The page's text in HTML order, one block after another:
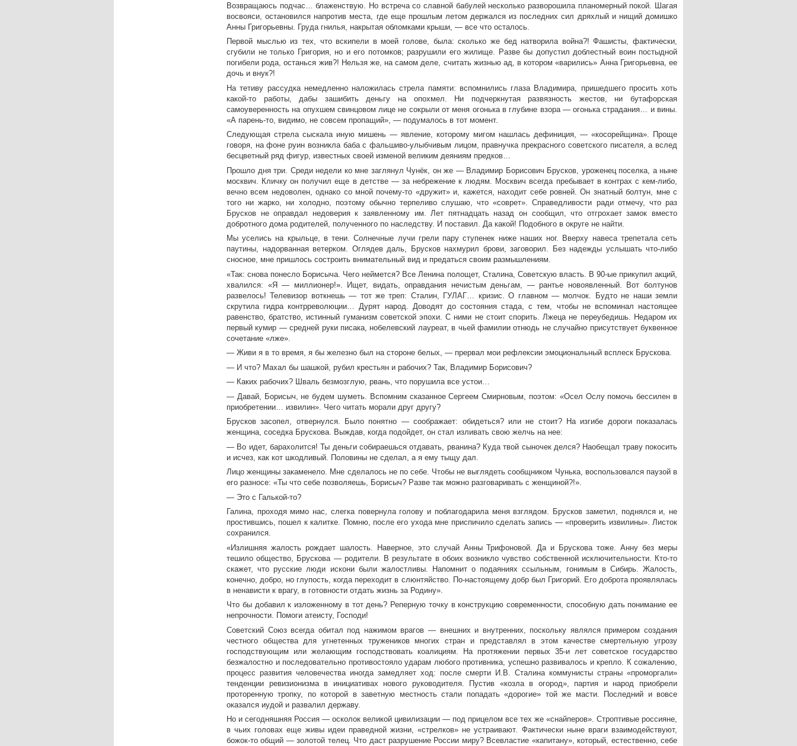
Возвращаюсь подчас… блаженствую. Но встреча со славной бабулей несколько разворошила планомерный покой. Шагая
восвояси, остановился напротив места, где еще прошлым летом держался из последних сил дряхлый и нищий домишко
Анны Григорьевны. Груда гнилья, накрытая обломками крыши, — все что осталось.
Первой мыслью из тех, что вскипели в моей голове, была: сколько же бед натворила война?! Фашисты, фактически,
сгубили не только Григория, но и его потомков; разрушили его жилище. Разве бы допустил доблестный воин постыдной
погибели рода, останься жив?! Нельзя же, на самом деле, считать жизнью ад, в котором «варились» Анна Григорьевна, ее
дочь и внук?!
На тетиву рассудка немедленно наложилась стрела памяти: вспомнились глаза Владимира, пришедшего просить хоть
какой-то работы, дабы зашибить деньгу на опохмел. Ни подчеркнутая развязность жестов, ни бутафорская
самоуверенность на опухшем свинцовом лице не сокрыли от меня огонька в глубине взора — огонька страдания… и вины.
«А парень-то, видимо, не совсем пропащий», — подумалось в тот момент.
Следующая стрела сыскала иную мишень — явление, которому мигом нашлась дефиниция, — «косорейщина». Проще
говоря, на фоне руин возникла баба с фальшиво-улыбчивым лицом, правнучка прекрасного советского писателя, а вслед
бесцветный ряд фигур, известных своей изменой великим деяниям предков…
Прошло дня три. Среди недели ко мне заглянул Чунёк, он же — Владимир Борисович Брусков, уроженец поселка, а ныне
москвич. Кличку он получил еще в детстве — за небрежение к людям. Москвич всегда пребывает в контрах с кем-либо,
вечно всем недоволен, однако со мной почему-то «дружит» и, кажется, находит себе ровней. Он знатный болтун, мне с
того ни жарко, ни холодно, поэтому обычно терпеливо слушаю, что «соврет». Справедливости ради отмечу, что раз
Брусков не оправдал недоверия к заявленному им. Лет пятнадцать назад он сообщил, что отгрохает замок вместо
добротного дома родителей, полученного по наследству. И поставил. Да какой! Подобного в округе не найти.
Мы уселись на крыльце, в тени. Солнечные лучи грели пару ступенек ниже наших ног. Вверху навеса трепетала сеть
паутины, надорванная ветерком. Оглядев даль, Брусков нахмурил брови, заговорил. Без надежды услышать что-либо
сносное, мне пришлось состроить внимательный вид и предаться своим размышлениям.
«Так: снова понесло Борисыча. Чего неймется? Все Ленина полощет, Сталина, Советскую власть. В 90-ые прикупил акций,
хвалился: «Я — миллионер!». Ищет, видать, оправдания нечистым деньгам, — рантье новоявленный. Вот болтунов
развелось! Телевизор воткнешь — тот же треп: Сталин, ГУЛАГ… кризис. О главном — молчок. Будто не наши земли
скрутила гидра контрреволюции… Дурят народ. Доводят до состояния стада, с тем, чтобы не вспоминал настоящее
равенство, братство, истинный гуманизм советской эпохи. С ними не стоит спорить. Лжеца не переубедишь. Недаром их
первый кумир — средней руки писака, нобелевский лауреат, в чьей фамилии отнюдь не случайно присутствует буквенное
сочетание «лже».
— Живи я в то время, я бы железно был на стороне белых, — прервал мои рефлексии эмоциональный всплеск Брускова.
— И что? Махал бы шашкой, рубил крестьян и рабочих? Так, Владимир Борисович?
— Каких рабочих? Шваль безмозглую, рвань, что порушила все устои…
— Давай, Борисыч, не будем шуметь. Вспомним сказанное Сергеем Смирновым, поэтом: «Осел Ослу помочь бессилен в
приобретении… извилин». Чего читать морали друг другу?
Брусков засопел, отвернулся. Было понятно — соображает: обидеться? или не стоит? На изгибе дороги показалась
женщина, соседка Брускова. Выждав, когда подойдет, он стал изливать свою желчь на нее:
— Во идет, барахолится! Ты деньги собираешься отдавать, рванина? Куда твой сыночек делся? Наобещал траву покосить
и исчез, как кот шкодливый. Половины не сделал, а я ему тыщу дал.
Лицо женщины закаменело. Мне сделалось не по себе. Чтобы не выглядеть сообщником Чунька, воспользовался паузой в
его разносе: «Ты что себе позволяешь, Борисыч? Разве так можно разговаривать с женщиной?!».
— Это с Галькой-то?
Галина, проходя мимо нас, слегка повернула голову и поблагодарила меня взглядом. Брусков заметил, поднялся и, не
простившись, пошел к калитке. Помню, после его ухода мне приспичило сделать запись — «проверить извилины». Листок
сохранился.
«Излишняя жалость рождает шалость. Наверное, это случай Анны Трифоновой. Да и Брускова тоже. Анну без меры
тешило общество, Брускова — родители. В результате в обоих возникло чувство собственной исключительности. Кто-то
скажет, что русские люди искони были жалостливы. Напомнит о подаяниях ссыльным, гонимым в Сибирь. Жалость,
конечно, добро, но глупость, когда переходит в слюнтяйство. По-настоящему добр был Григорий. Его доброта проявлялась
в ненависти к врагу, в готовности отдать жизнь за Родину».
Что бы добавил к изложенному в тот день? Реперную точку в конструкцию современности, способную дать понимание ее
непрочности. Помоги атеисту, Господи!
Советский Союз всегда обитал под нажимом врагов — внешних и внутренних, поскольку являлся примером создания
честного общества для угнетенных тружеников многих стран и представлял в этом качестве смертельную угрозу
господствующим или желающим господствовать коалициям. На протяжении первых 35-и лет советское государство
безжалостно и последовательно противостояло ударам любого противника, успешно развивалось и крепло. К сожалению,
процесс развития человечества иногда замедляет ход: после смерти И.В. Сталина коммунисты страны «проморгали»
тенденции ревизионизма в инициативах нового руководителя. Пустив «козла в огород», партия и народ приобрели
проторенную тропку, по которой в заветную местность стали попадать «дорогие» той же масти. Последний и вовсе
оказался иудой и развалил державу.
Но и сегодняшняя Россия — осколок великой цивилизации — под прицелом все тех же «снайперов». Строптивые россияне,
в чьих головах еще живы идеи праведной жизни, «стрелков» не устраивают. Фактически ныне враги взаимодействуют,
божок-то общий — золотой телец. Что даст разрушение России миру? Всевластие «капитану», который, естественно, себе